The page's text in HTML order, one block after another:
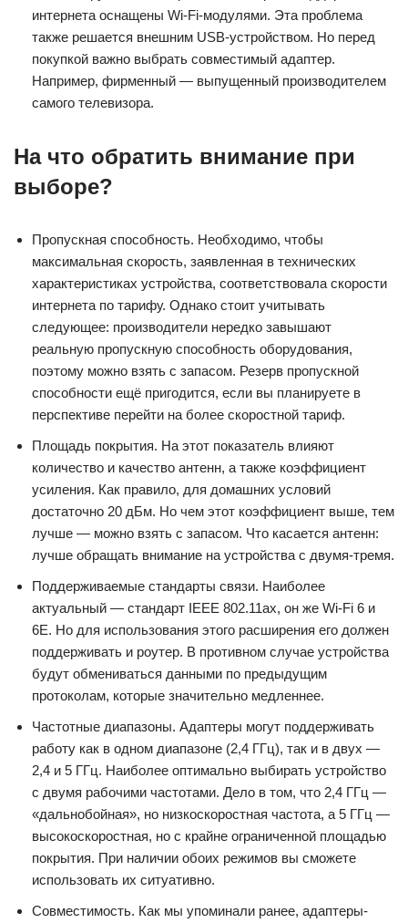
интернета оснащены Wi-Fi-модулями. Эта проблема
также решается внешним USB-устройством. Но перед
покупкой важно выбрать совместимый адаптер.
Например, фирменный — выпущенный производителем
самого телевизора.
На что обратить внимание при
выборе?
Пропускная способность. Необходимо, чтобы
максимальная скорость, заявленная в технических
характеристиках устройства, соответствовала скорости
интернета по тарифу. Однако стоит учитывать
следующее: производители нередко завышают
реальную пропускную способность оборудования,
поэтому можно взять с запасом. Резерв пропускной
способности ещё пригодится, если вы планируете в
перспективе перейти на более скоростной тариф.
Площадь покрытия. На этот показатель влияют
количество и качество антенн, а также коэффициент
усиления. Как правило, для домашних условий
достаточно 20 дБм. Но чем этот коэффициент выше, тем
лучше — можно взять с запасом. Что касается антенн:
лучше обращать внимание на устройства с двумя-тремя.
Поддерживаемые стандарты связи. Наиболее
актуальный — стандарт IEEE 802.11ax, он же Wi-Fi 6 и
6E. Но для использования этого расширения его должен
поддерживать и роутер. В противном случае устройства
будут обмениваться данными по предыдущим
протоколам, которые значительно медленнее.
Частотные диапазоны. Адаптеры могут поддерживать
работу как в одном диапазоне (2,4 ГГц), так и в двух —
2,4 и 5 ГГц. Наиболее оптимально выбирать устройство
с двумя рабочими частотами. Дело в том, что 2,4 ГГц —
«дальнобойная», но низкоскоростная частота, а 5 ГГц —
высокоскоростная, но с крайне ограниченной площадью
покрытия. При наличии обоих режимов вы сможете
использовать их ситуативно.
Совместимость. Как мы упоминали ранее, адаптеры-